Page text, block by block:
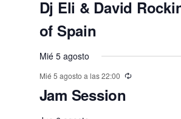
v
e
n
t
o
s
,
s
,
o
s
,
o
s
,
o
o
,
o
,
t
o
s
,
t
o
s
,
t
,
t
s
,
t
s
n
o
s
n
o
s
s
Dj Eli & David
of Spain
Mié 5 agosto
Mié 5 agosto a las 22:00
Jam Session